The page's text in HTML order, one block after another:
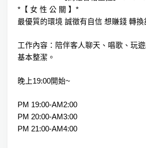
*【 女 性 公 關 】*
最優質的環境 誠徵有自信 想賺錢 轉
工作內容：陪伴客人聊天、唱歌、玩
基本整潔。
晚上19:00開始~
PM 19:00-AM2:00
PM 20:00-AM3:00
PM 21:00-AM4:00